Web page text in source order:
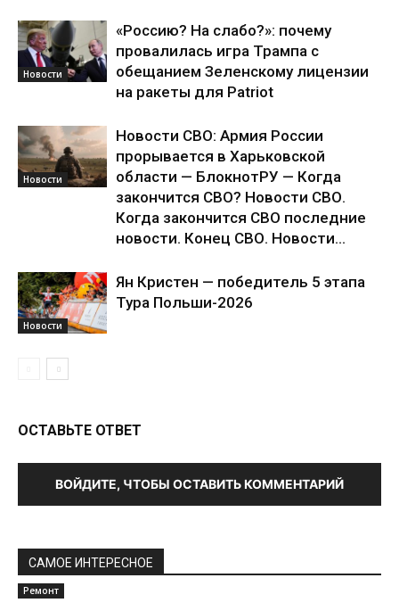
Новости
«Россию? На слабо?»: почему
провалилась игра Трампа с
обещанием Зеленскому лицензии
на ракеты для Patriot
Новости
Новости СВО: Армия России
прорывается в Харьковской
области — БлокнотРУ — Когда
закончится СВО? Новости СВО.
Когда закончится СВО последние
новости. Конец СВО. Новости...
Новости
Ян Кристен — победитель 5 этапа
Тура Польши-2026
ОСТАВЬТЕ ОТВЕТ
ВОЙДИТЕ, ЧТОБЫ ОСТАВИТЬ КОММЕНТАРИЙ
САМОЕ ИНТЕРЕСНОЕ
Ремонт